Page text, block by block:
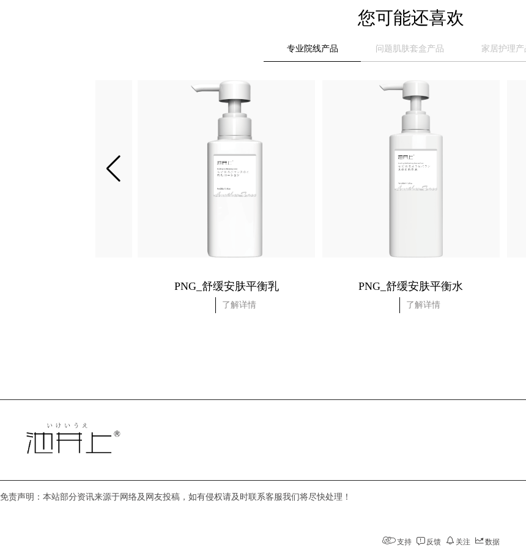
您可能还喜欢
专业院线产品 问题肌肤套盒产品 家居护理产
PNG_舒缓安肤平衡乳
了解详情
PNG_舒缓安肤平衡水
了解详情
免责声明：本站部分资讯来源于网络及网友投稿，如有侵权请及时联系客服我们将尽快处理！
支持 反馈 关注 数据